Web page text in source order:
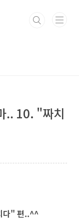
.. 10. "짜치
다" 편..^^